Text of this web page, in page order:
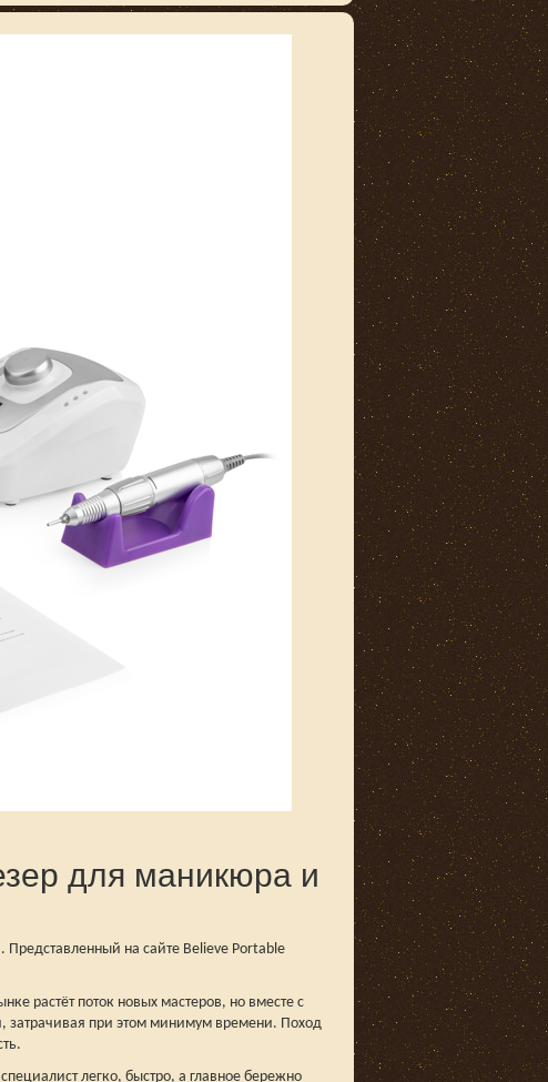
для маникюра и
Представленный на сайте Believe Portable
растёт поток новых мастеров, но вместе с
затрачивая при этом минимум времени. Поход
легко, быстро, а главное бережно